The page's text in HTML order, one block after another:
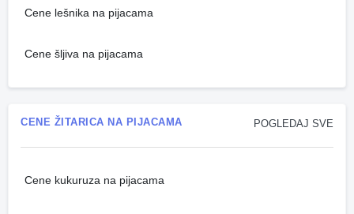
Cene lešnika na pijacama
Cene šljiva na pijacama
POGLEDAJ SVE
CENE ŽITARICA NA PIJACAMA
Cene kukuruza na pijacama